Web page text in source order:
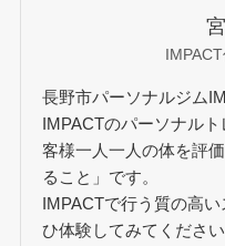
長野市パーソナルジム
IMPACTのパーソナル
客様一人一人の体を評
ること」です。
IMPACTで行う質の高
ひ体験してみてください